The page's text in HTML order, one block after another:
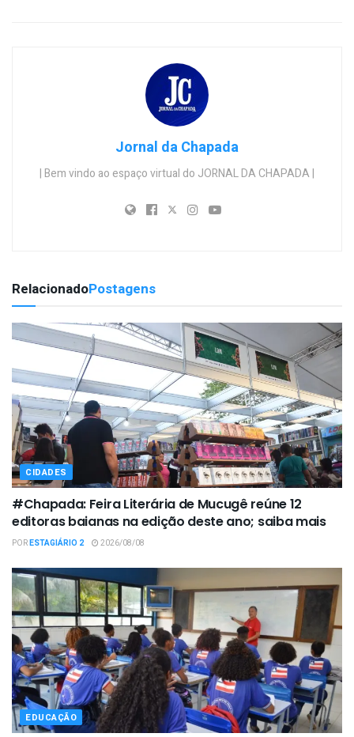
Jornal da Chapada
| Bem vindo ao espaço virtual do JORNAL DA CHAPADA |
RelacionadoPostagens
CIDADES
#Chapada: Feira Literária de Mucugê reúne 12
editoras baianas na edição deste ano; saiba mais
PORESTAGIÁRIO 2 2026/08/08
EDUCAÇÃO